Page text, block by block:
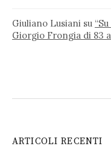
Giuliano Lusiani su
Giorgio Frongia di 83
ARTICOLI RECENTI